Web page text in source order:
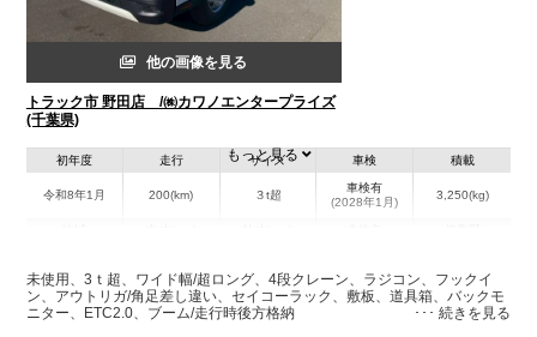
他の画像を見る
トラック市 野田店 /㈱カワノエンタープライズ
(千葉県)
初年度
令和8年1月
走行
200(km)
サイズ
３t超
車検
車検有
(2028年1月)
積載
3,250(kg)
千葉県
W:2,080
H:370
W:2,180
H:2,760
もっと見る
未使用、3ｔ超、ワイド幅/超ロング、4段クレーン、ラジコン、フックイ
ン、アウトリガ/角足差し違い、セイコーラック、敷板、道具箱、バックモ
ニター、ETC2.0、ブーム/走行時後方格納